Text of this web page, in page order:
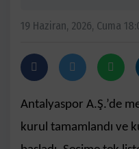
19 Haziran, 2026, Cuma
Antalyaspor A.Ş.’de
kurul tamamlandı ve